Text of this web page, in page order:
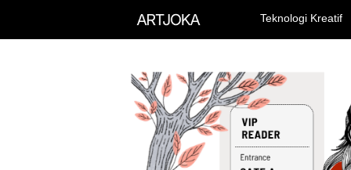
Teknologi Kreatif